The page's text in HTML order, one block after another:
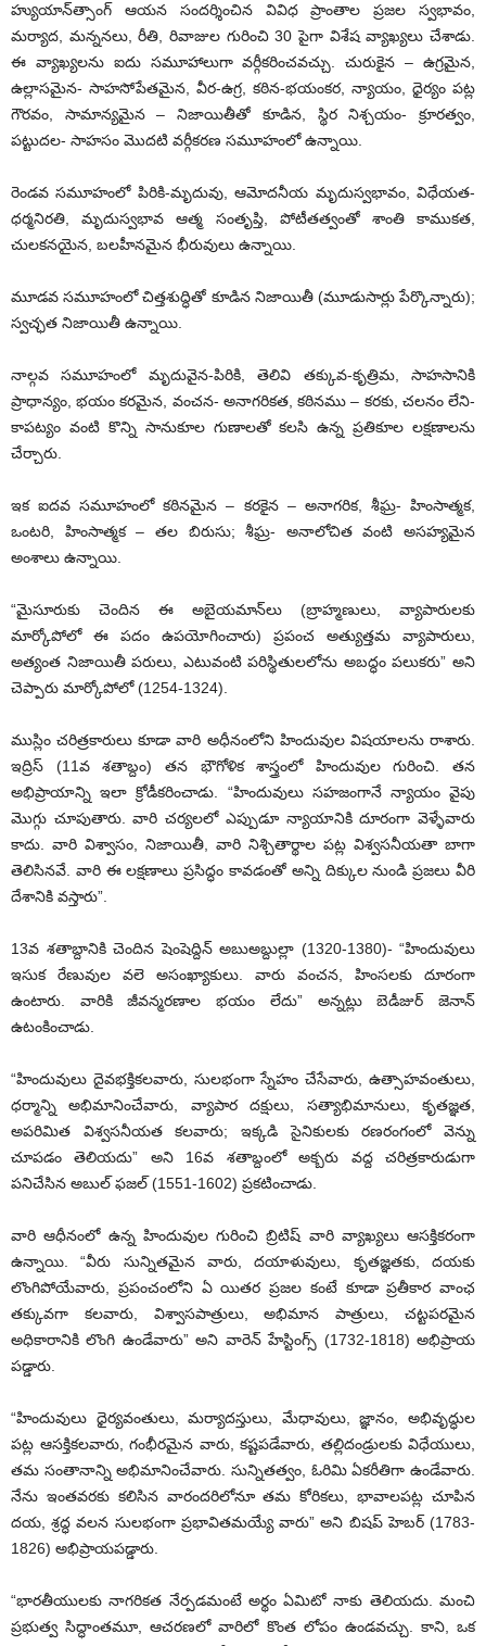
హ్యుయాన్‌త్సాంగ్‌ ఆయన సందర్శించిన వివిధ ప్రాంతాల ప్రజల స్వభావం,
మర్యాద, మన్ననలు, రీతి, రివాజుల గురించి 30 పైగా విశేష వ్యాఖ్యలు చేశాడు.
ఈ వ్యాఖ్యలను ఐదు సమూహాలుగా వర్గీకరించవచ్చు. చురుకైన – ఉగ్రమైన,
ఉల్లాసమైన- సాహసోపేతమైన, వీర-ఉగ్ర, కఠిన-భయంకర, న్యాయం, ధైర్యం పట్ల
గౌరవం, సామాన్యమైన – నిజాయితీతో కూడిన, స్థిర నిశ్చయం- క్రూరత్వం,
పట్టుదల- సాహసం మొదటి వర్గీకరణ సమూహంలో ఉన్నాయి.
రెండవ సమూహంలో పిరికి-మృదువు, ఆమోదనీయ మృదుస్వభావం, విధేయత-
ధర్మనిరతి, మృదుస్వభావ ఆత్మ సంతృప్తి, పోటీతత్వంతో శాంతి కాముకత,
చులకనయైన, బలహీనమైన భీరువులు ఉన్నాయి.
మూడవ సమూహంలో చిత్తశుద్ధితో కూడిన నిజాయితీ (మూడుసార్లు పేర్కొన్నారు);
స్వచ్ఛత నిజాయితీ ఉన్నాయి.
నాల్గవ సమూహంలో మృదువైన-పిరికి, తెలివి తక్కువ-కృత్రిమ, సాహసానికి
ప్రాధాన్యం, భయం కరమైన, వంచన- అనాగరికత, కఠినము – కరకు, చలనం లేని-
కాపట్యం వంటి కొన్ని సానుకూల గుణాలతో కలసి ఉన్న ప్రతికూల లక్షణాలను
చేర్చారు.
ఇక ఐదవ సమూహంలో కఠినమైన – కరకైన – అనాగరిక, శీఘ్ర- హింసాత్మక,
ఒంటరి, హింసాత్మక – తల బిరుసు; శీఘ్ర- అనాలోచిత వంటి అసహ్యమైన
అంశాలు ఉన్నాయి.
“మైసూరుకు చెందిన ఈ అబైయమాన్‌లు (బ్రాహ్మణులు, వ్యాపారులకు
మార్కోపోలో ఈ పదం ఉపయోగించారు) ప్రపంచ అత్యుత్తమ వ్యాపారులు,
అత్యంత నిజాయితీ పరులు, ఎటువంటి పరిస్థితులలోను అబద్ధం పలుకరు” అని
చెప్పారు మార్కోపోలో (1254-1324).
ముస్లిం చరిత్రకారులు కూడా వారి అధీనంలోని హిందువుల విషయాలను రాశారు.
ఇద్రిస్‌ (11వ శతాబ్దం) తన భౌగోళిక శాస్త్రంలో హిందువుల గురించి. తన
అభిప్రాయాన్ని ఇలా క్రోడీకరించాడు. “హిందువులు సహజంగానే న్యాయం వైపు
మొగ్గు చూపుతారు. వారి చర్యలలో ఎప్పుడూ న్యాయానికి దూరంగా వెళ్ళేవారు
కాదు. వారి విశ్వాసం, నిజాయితీ, వారి నిశ్చితార్థాల పట్ల విశ్వసనీయతా బాగా
తెలిసినవే. వారి ఈ లక్షణాలు ప్రసిద్ధం కావడంతో అన్ని దిక్కుల నుండి ప్రజలు వీరి
దేశానికి వస్తారు”.
13వ శతాబ్దానికి చెందిన షెంషెద్దిన్‌ అబుఅబ్దుల్లా (1320-1380)- “హిందువులు
ఇసుక రేణువుల వలె అసంఖ్యాకులు. వారు వంచన, హింసలకు దూరంగా
ఉంటారు. వారికి జీవన్మరణాల భయం లేదు” అన్నట్లు బెడీజుర్‌ జెనాన్‌
ఉటంకించాడు.
“హిందువులు దైవభక్తికలవారు, సులభంగా స్నేహం చేసేవారు, ఉత్సాహవంతులు,
ధర్మాన్ని అభిమానించేవారు, వ్యాపార దక్షులు, సత్యాభిమానులు, కృతజ్ఞత,
అపరిమిత విశ్వసనీయత కలవారు; ఇక్కడి సైనికులకు రణరంగంలో వెన్ను
చూపడం తెలియదు” అని 16వ శతాబ్దంలో అక్బరు వద్ద చరిత్రకారుడుగా
పనిచేసిన అబుల్‌ ఫజల్‌ (1551-1602) ప్రకటించాడు.
వారి ఆధీనంలో ఉన్న హిందువుల గురించి బ్రిటిష్‌ వారి వ్యాఖ్యలు ఆసక్తికరంగా
ఉన్నాయి. “వీరు సున్నితమైన వారు, దయాళువులు, కృతజ్ఞతకు, దయకు
లొంగిపోయేవారు, ప్రపంచంలోని ఏ యితర ప్రజల కంటే కూడా ప్రతీకార వాంఛ
తక్కువగా కలవారు, విశ్వాసపాత్రులు, అభిమాన పాత్రులు, చట్టపరమైన
అధికారానికి లొంగి ఉండేవారు” అని వారెన్‌ హేస్టింగ్స్‌ (1732-1818) అభిప్రాయ
పడ్డారు.
“హిందువులు ధైర్యవంతులు, మర్యాదస్తులు, మేధావులు, జ్ఞానం, అభివృద్ధుల
పట్ల ఆసక్తికలవారు, గంభీరమైన వారు, కష్టపడేవారు, తల్లిదండ్రులకు విధేయులు,
తమ సంతానాన్ని అభిమానించేవారు. సున్నితత్వం, ఓరిమి ఏకరీతిగా ఉండేవారు.
నేను ఇంతవరకు కలిసిన వారందరిలోనూ తమ కోరికలు, భావాలపట్ల చూపిన
దయ, శ్రద్ధ వలన సులభంగా ప్రభావితమయ్యే వారు” అని బిషప్‌ హెబర్‌ (1783-
1826) అభిప్రాయపడ్డారు.
“భారతీయులకు నాగరికత నేర్పడమంటే అర్థం ఏమిటో నాకు తెలియదు. మంచి
ప్రభుత్వ సిద్ధాంతమూ, ఆచరణలో వారిలో కొంత లోపం ఉండవచ్చు. కాని, ఒక